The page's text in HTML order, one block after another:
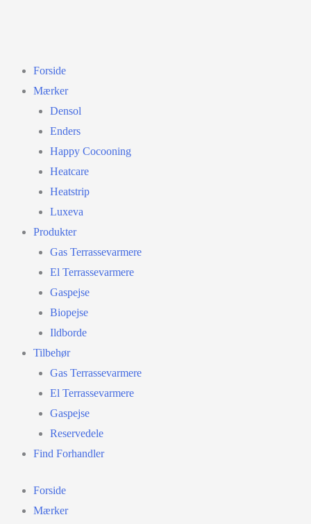
Forside
Mærker
Densol
Enders
Happy Cocooning
Heatcare
Heatstrip
Luxeva
Produkter
Gas Terrassevarmere
El Terrassevarmere
Gaspejse
Biopejse
Ildborde
Tilbehør
Gas Terrassevarmere
El Terrassevarmere
Gaspejse
Reservedele
Find Forhandler
Forside
Mærker